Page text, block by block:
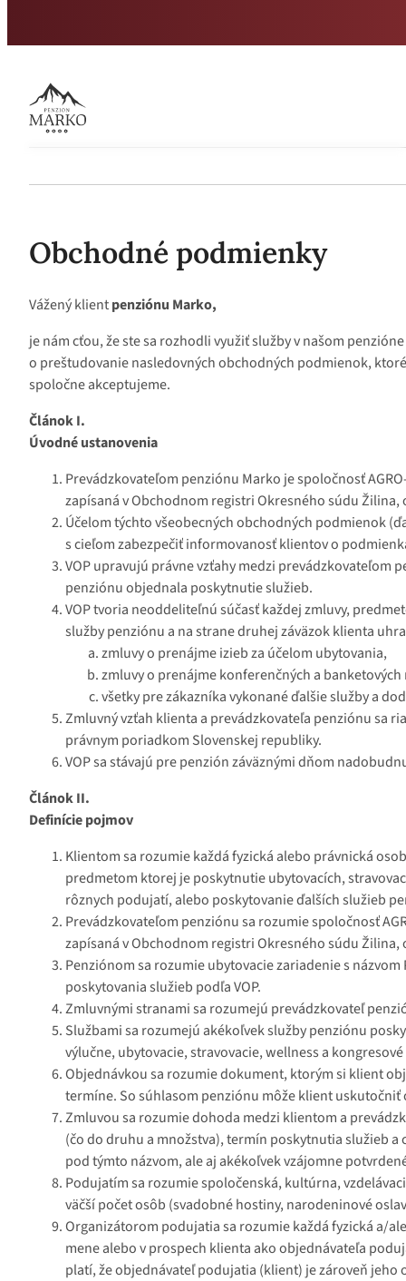
Pobytové balíky
Darčekové poukazy
Poukazy pre Wellness
Rezervácia
Obchodné podmienky
Vážený klientpenziónu Marko,
je nám cťou, že ste sa rozhodli využiť služby v našom
o preštudovanie nasledovných obchodných podmienok,
spoločne akceptujeme.
Článok I.
Úvodné ustanovenia
Prevádzkovateľom penziónu Marko je spoločnosť
zapísaná v Obchodnom registri Okresného súdu Žilina,
Účelom týchto všeobecných obchodných podmienok
s cieľom zabezpečiť informovanosť klientov o
VOP upravujú právne vzťahy medzi prevádzkovateľom
penziónu objednala poskytnutie služieb.
VOP tvoria neoddeliteľnú súčasť každej zmluvy,
služby penziónu a na strane druhej záväzok klienta
zmluvy o prenájme izieb za účelom ubytovania,
zmluvy o prenájme konferenčných a
všetky pre zákazníka vykonané ďalšie služby a
Zmluvný vzťah klienta a prevádzkovateľa penziónu sa
právnym poriadkom Slovenskej republiky.
VOP sa stávajú pre penzión záväznými dňom
Článok II.
Definície pojmov
Klientom sa rozumie každá fyzická alebo právnická
predmetom ktorej je poskytnutie ubytovacích,
rôznych podujatí, alebo poskytovanie ďalších služieb
Prevádzkovateľom penziónu sa rozumie spoločnosť
zapísaná v Obchodnom registri Okresného súdu Žilina,
Penziónom sa rozumie ubytovacie zariadenie s
poskytovania služieb podľa VOP.
Zmluvnými stranami sa rozumejú prevádzkovateľ
Službami sa rozumejú akékoľvek služby penziónu
výlučne, ubytovacie, stravovacie, wellness a
Objednávkou sa rozumie dokument, ktorým si klient
termíne. So súhlasom penziónu môže klient
Zmluvou sa rozumie dohoda medzi klientom a
(čo do druhu a množstva), termín poskytnutia služieb
pod týmto názvom, ale aj akékoľvek vzájomne
Podujatím sa rozumie spoločenská, kultúrna,
väčší počet osôb (svadobné hostiny, narodeninové
Organizátorom podujatia sa rozumie každá fyzická a/
mene alebo v prospech klienta ako objednávateľa
platí, že objednávateľ podujatia (klient) je zároveň jeho